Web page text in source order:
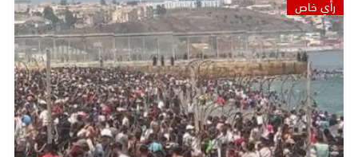
رأي خاص